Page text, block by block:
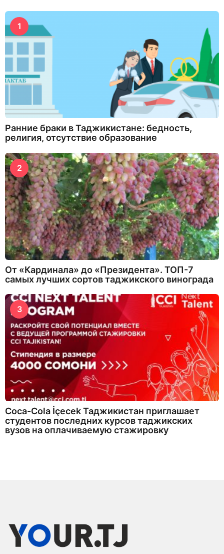
1
Ранние браки в Таджикистане: бедность,
религия, отсутствие образование
2
От «Кардинала» до «Президента». ТОП-7
самых лучших сортов таджикского винограда
3
Coca-Cola İçecek Таджикистан приглашает
студентов последних курсов таджикских
вузов на оплачиваемую стажировку